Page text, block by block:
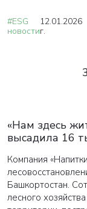
#ESG
новости
12.01.2026
г.
«Нам здесь
высадила 16
Компания
Башкортостан.
лесного